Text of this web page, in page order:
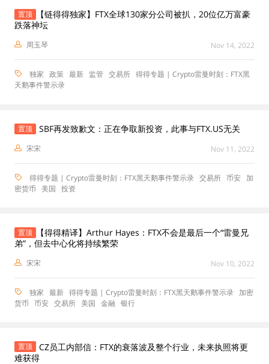
置顶
【链得得独家】FTX全球130家分公司被扒，20位亿万富豪
跌落神坛
周玉琴 Nov 14, 2022
独家 政策 最新 监管 交易所 得得专题 | Crypto雷曼时刻：FTX黑
天鹅事件警示录
置顶 SBF再发致歉文：正在争取新投资，此事与FTX.US无关
宋宋 Nov 11, 2022
得得专题 | Crypto雷曼时刻：FTX黑天鹅事件警示录 交易所 币安 加
密货币
美国 投资
置顶 【得得精译】Arthur Hayes：FTX不会是最后一个“雷曼兄
弟”，但去中心化将持续繁荣
宋宋 Nov 10, 2022
独家 最新 得得专题 | Crypto雷曼时刻：FTX黑天鹅事件警示录 加密
货币 币安 交易所 美国 金融 银行
置顶
CZ员工内部信：FTX的衰落波及整个行业，未来执照将更
难获得